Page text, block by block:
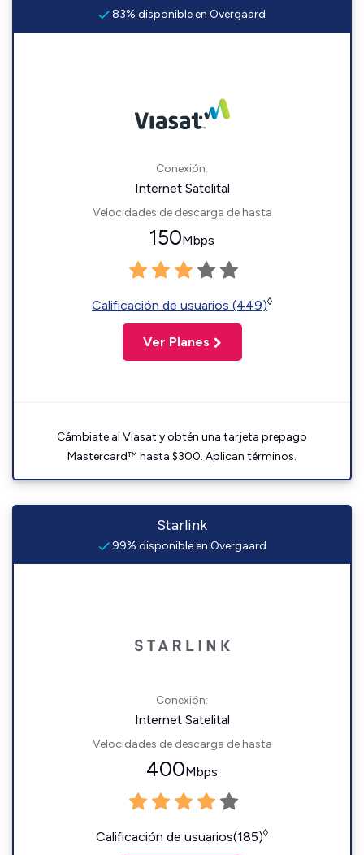
83% disponible en Overgaard
Conexión:
Internet Satelital
Velocidades de descarga de hasta
150Mbps
Calificación de usuarios (449)◊
Ver Planes
Cámbiate al Viasat y obtén una tarjeta prepago
Mastercard™ hasta $300. Aplican términos.
Starlink
99% disponible en Overgaard
Conexión:
Internet Satelital
Velocidades de descarga de hasta
400Mbps
Calificación de usuarios(185)◊